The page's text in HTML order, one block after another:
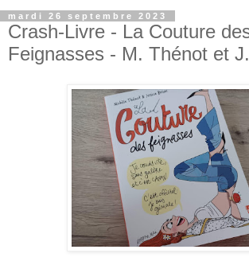
mardi 26 septembre 2023
Crash-Livre - La Couture
Feignasses - M. Thénot et